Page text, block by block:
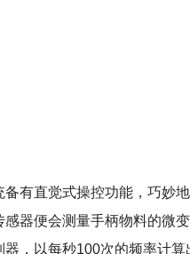
备有直觉式操控功能，巧妙
感器便会测量手柄物料的微
器，以每秒100次的频率计